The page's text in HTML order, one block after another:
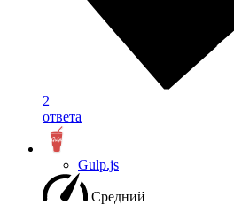
2
ответа
Gulp.js
Средний